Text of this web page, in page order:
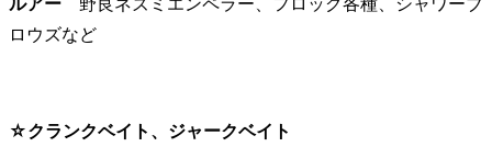
ロウズなど
☆クランクベイト、ジャークベイト